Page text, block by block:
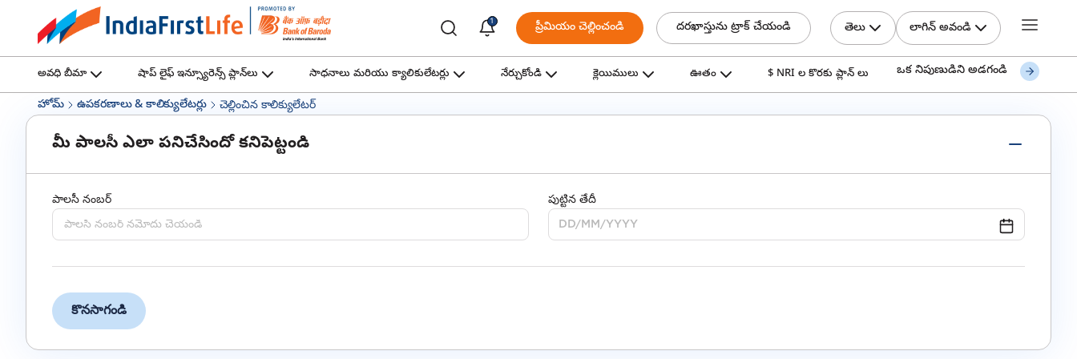
1 ప్రీమియం చెల్లించండి దరఖాస్తును ట్రాక్ చేయండి తెలు లాగిన్ అవండి
అవధి బీమా షాప్ లైఫ్ ఇన్స్యూరెన్స్ ప్లాన్‌లు సాధనాలు మరియు క్యాలికులేటర్లు నేర్చుకోండి క్లెయిములు ఊతం $ NRI ల కొరకు ప్లాన్ లు ఒక నిపుణుడిని అడగండి
హోమ్ ఉపకరణాలు & కాలిక్యులేటర్లు చెల్లించిన కాలిక్యులేటర్
మీ పాలసీ ఎలా పనిచేసిందో కనిపెట్టండి
పాలసీ నంబర్ పుట్టిన తేదీ
కొనసాగండి